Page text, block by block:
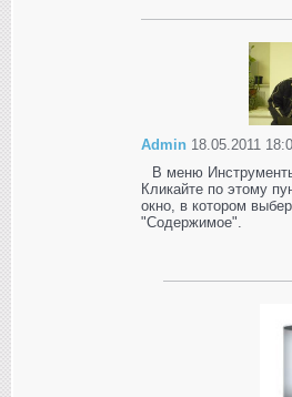
Admin 18.05.2011
В меню
Кликайте по этому
окно, в котором
"Содержимое".